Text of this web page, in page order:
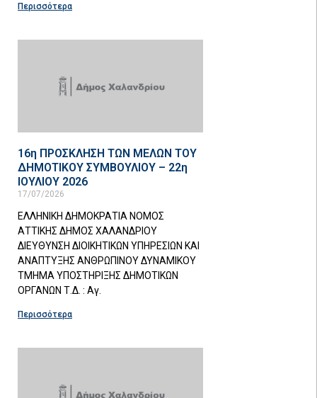
Περισσότερα
16η ΠΡΟΣΚΛΗΣΗ ΤΩΝ ΜΕΛΩΝ ΤΟΥ
ΔΗΜΟΤΙΚΟΥ ΣΥΜΒΟΥΛΙΟΥ – 22η
ΙΟΥΛΙΟΥ 2026
17/07/2026
ΕΛΛΗΝΙΚΗ ΔΗΜΟΚΡΑΤΙΑ ΝΟΜΟΣ
ΑΤΤΙΚΗΣ ΔΗΜΟΣ ΧΑΛΑΝΔΡΙΟΥ
ΔΙΕΥΘΥΝΣΗ ΔΙΟΙΚΗΤΙΚΩΝ ΥΠΗΡΕΣΙΩΝ ΚΑΙ
ΑΝΑΠΤΥΞΗΣ ΑΝΘΡΩΠΙΝΟΥ ΔΥΝΑΜΙΚΟΥ
ΤΜΗΜΑ ΥΠΟΣΤΗΡΙΞΗΣ ΔΗΜΟΤΙΚΩΝ
ΟΡΓΑΝΩΝ Τ.Δ. : Αγ.
Περισσότερα